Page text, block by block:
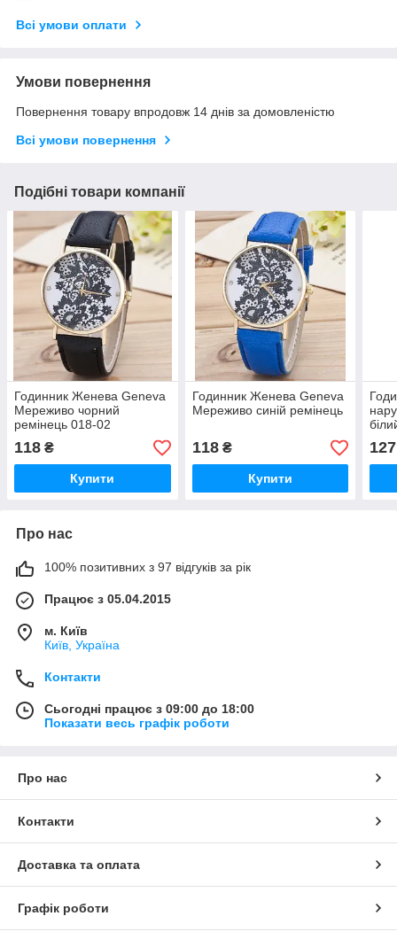
Всі умови оплати
Умови повернення
Повернення товару впродовж 14 днів за домовленістю
Всі умови повернення
Подібні товари компанії
Годинник Женева Geneva
Мереживо чорний
ремінець 018-02
118 ₴
Купити
Годинник Женева Geneva
Мереживо синій ремінець
118₴
Купити
127
Про нас
100% позитивних з 97 відгуків за рік
Працює з 05.04.2015
м. Київ
Київ, Україна
Контакти
Сьогодні працює з 09:00 до 18:00
Показати весь графік роботи
Про нас
Контакти
Доставка та оплата
Графік роботи